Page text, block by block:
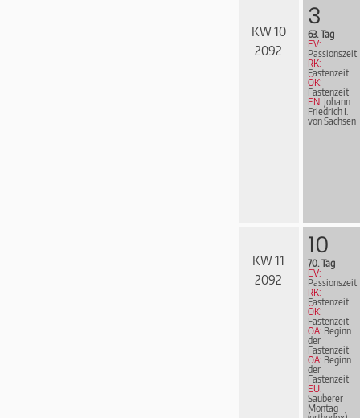
KW 10
2092
3
63. Tag
EV:
Passionszeit
RK:
Fastenzeit
ÖK:
Fastenzeit
EN: Johann
Friedrich I.
von Sachsen
KW 11
2092
10
70. Tag
EV:
Passionszeit
RK:
Fastenzeit
ÖK:
Fastenzeit
OA: Beginn
der
Fastenzeit
OA: Beginn
der
Fastenzeit
EU:
Sauberer
Montag